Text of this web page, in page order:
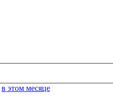
в этом месяце